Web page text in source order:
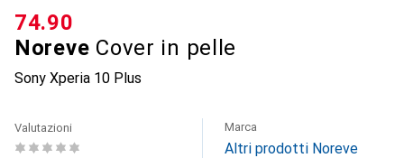
Noreve Cover in pelle
Sony Xperia 10 Plus
CHF
74.90
Valutazioni Marca
Altri prodotti Noreve